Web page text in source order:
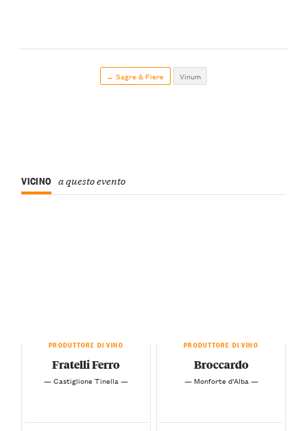
← Sagre & Fiere Vinum
VICINO a questo evento
PRODUTTORE DI VINO
Fratelli Ferro
— Castiglione Tinella —
PRODUTTORE DI VINO
Broccardo
— Monforte d’Alba —